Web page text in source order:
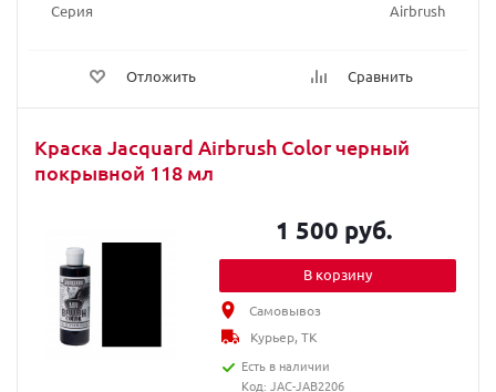
Серия
Airbrush
Отложить Сравнить
Краска Jacquard Airbrush Color черный
покрывной 118 мл
1 500 руб.
В корзину
Самовывоз
Курьер, ТК
Есть в наличии
Код: JAC-JAB2206